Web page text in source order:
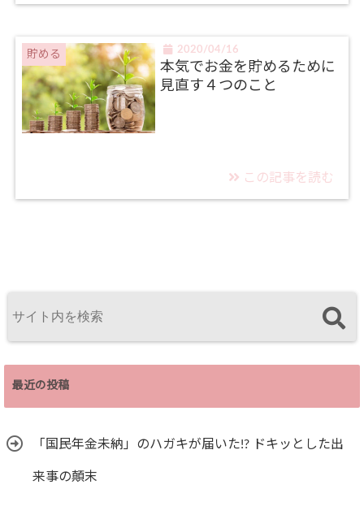
貯める 2020/04/16
本気でお金を貯めるために
見直す４つのこと
この記事を読む
最近の投稿
「国民年金未納」のハガキが届いた!? ドキッとした出
来事の顛末